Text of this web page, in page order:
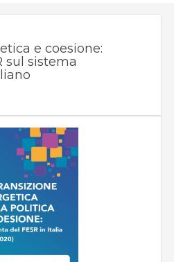
e coesione:
sul sistema